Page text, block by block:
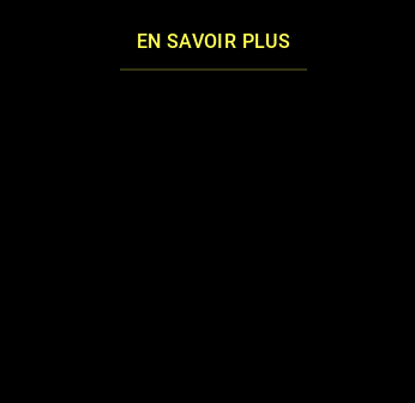
EN SAVOIR PLUS